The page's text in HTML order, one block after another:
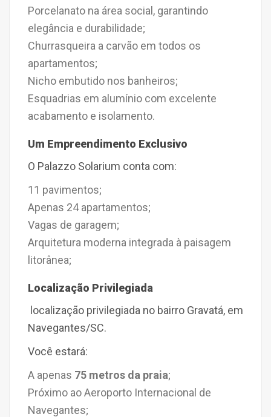
Porcelanato na área social, garantindo
elegância e durabilidade;
Churrasqueira a carvão em todos os
apartamentos;
Nicho embutido nos banheiros;
Esquadrias em alumínio com excelente
acabamento e isolamento.
Um Empreendimento Exclusivo
O Palazzo Solarium conta com:
11 pavimentos;
Apenas 24 apartamentos;
Vagas de garagem;
Arquitetura moderna integrada à paisagem
litorânea;
Localização Privilegiada
localização privilegiada no bairro Gravatá, em
Navegantes/SC.
Você estará:
A apenas 75 metros da praia;
Próximo ao Aeroporto Internacional de
Navegantes;